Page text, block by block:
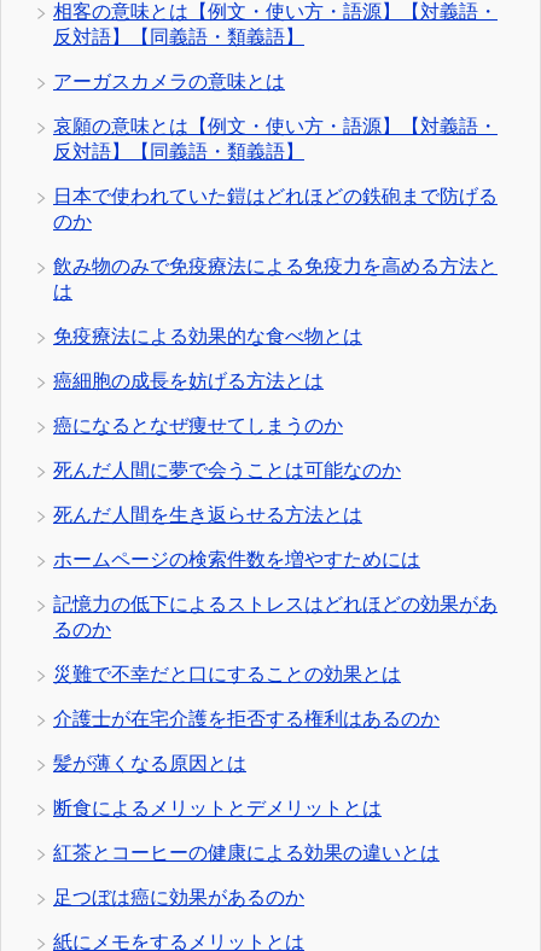
相客の意味とは【例文・使い方・語源】【対義語・
反対語】【同義語・類義語】
アーガスカメラの意味とは
哀願の意味とは【例文・使い方・語源】【対義語・
反対語】【同義語・類義語】
日本で使われていた鎧はどれほどの鉄砲まで防げる
のか
飲み物のみで免疫療法による免疫力を高める方法と
は
免疫療法による効果的な食べ物とは
癌細胞の成長を妨げる方法とは
癌になるとなぜ痩せてしまうのか
死んだ人間に夢で会うことは可能なのか
死んだ人間を生き返らせる方法とは
ホームページの検索件数を増やすためには
記憶力の低下によるストレスはどれほどの効果があ
るのか
災難で不幸だと口にすることの効果とは
介護士が在宅介護を拒否する権利はあるのか
髪が薄くなる原因とは
断食によるメリットとデメリットとは
紅茶とコーヒーの健康による効果の違いとは
足つぼは癌に効果があるのか
紙にメモをするメリットとは